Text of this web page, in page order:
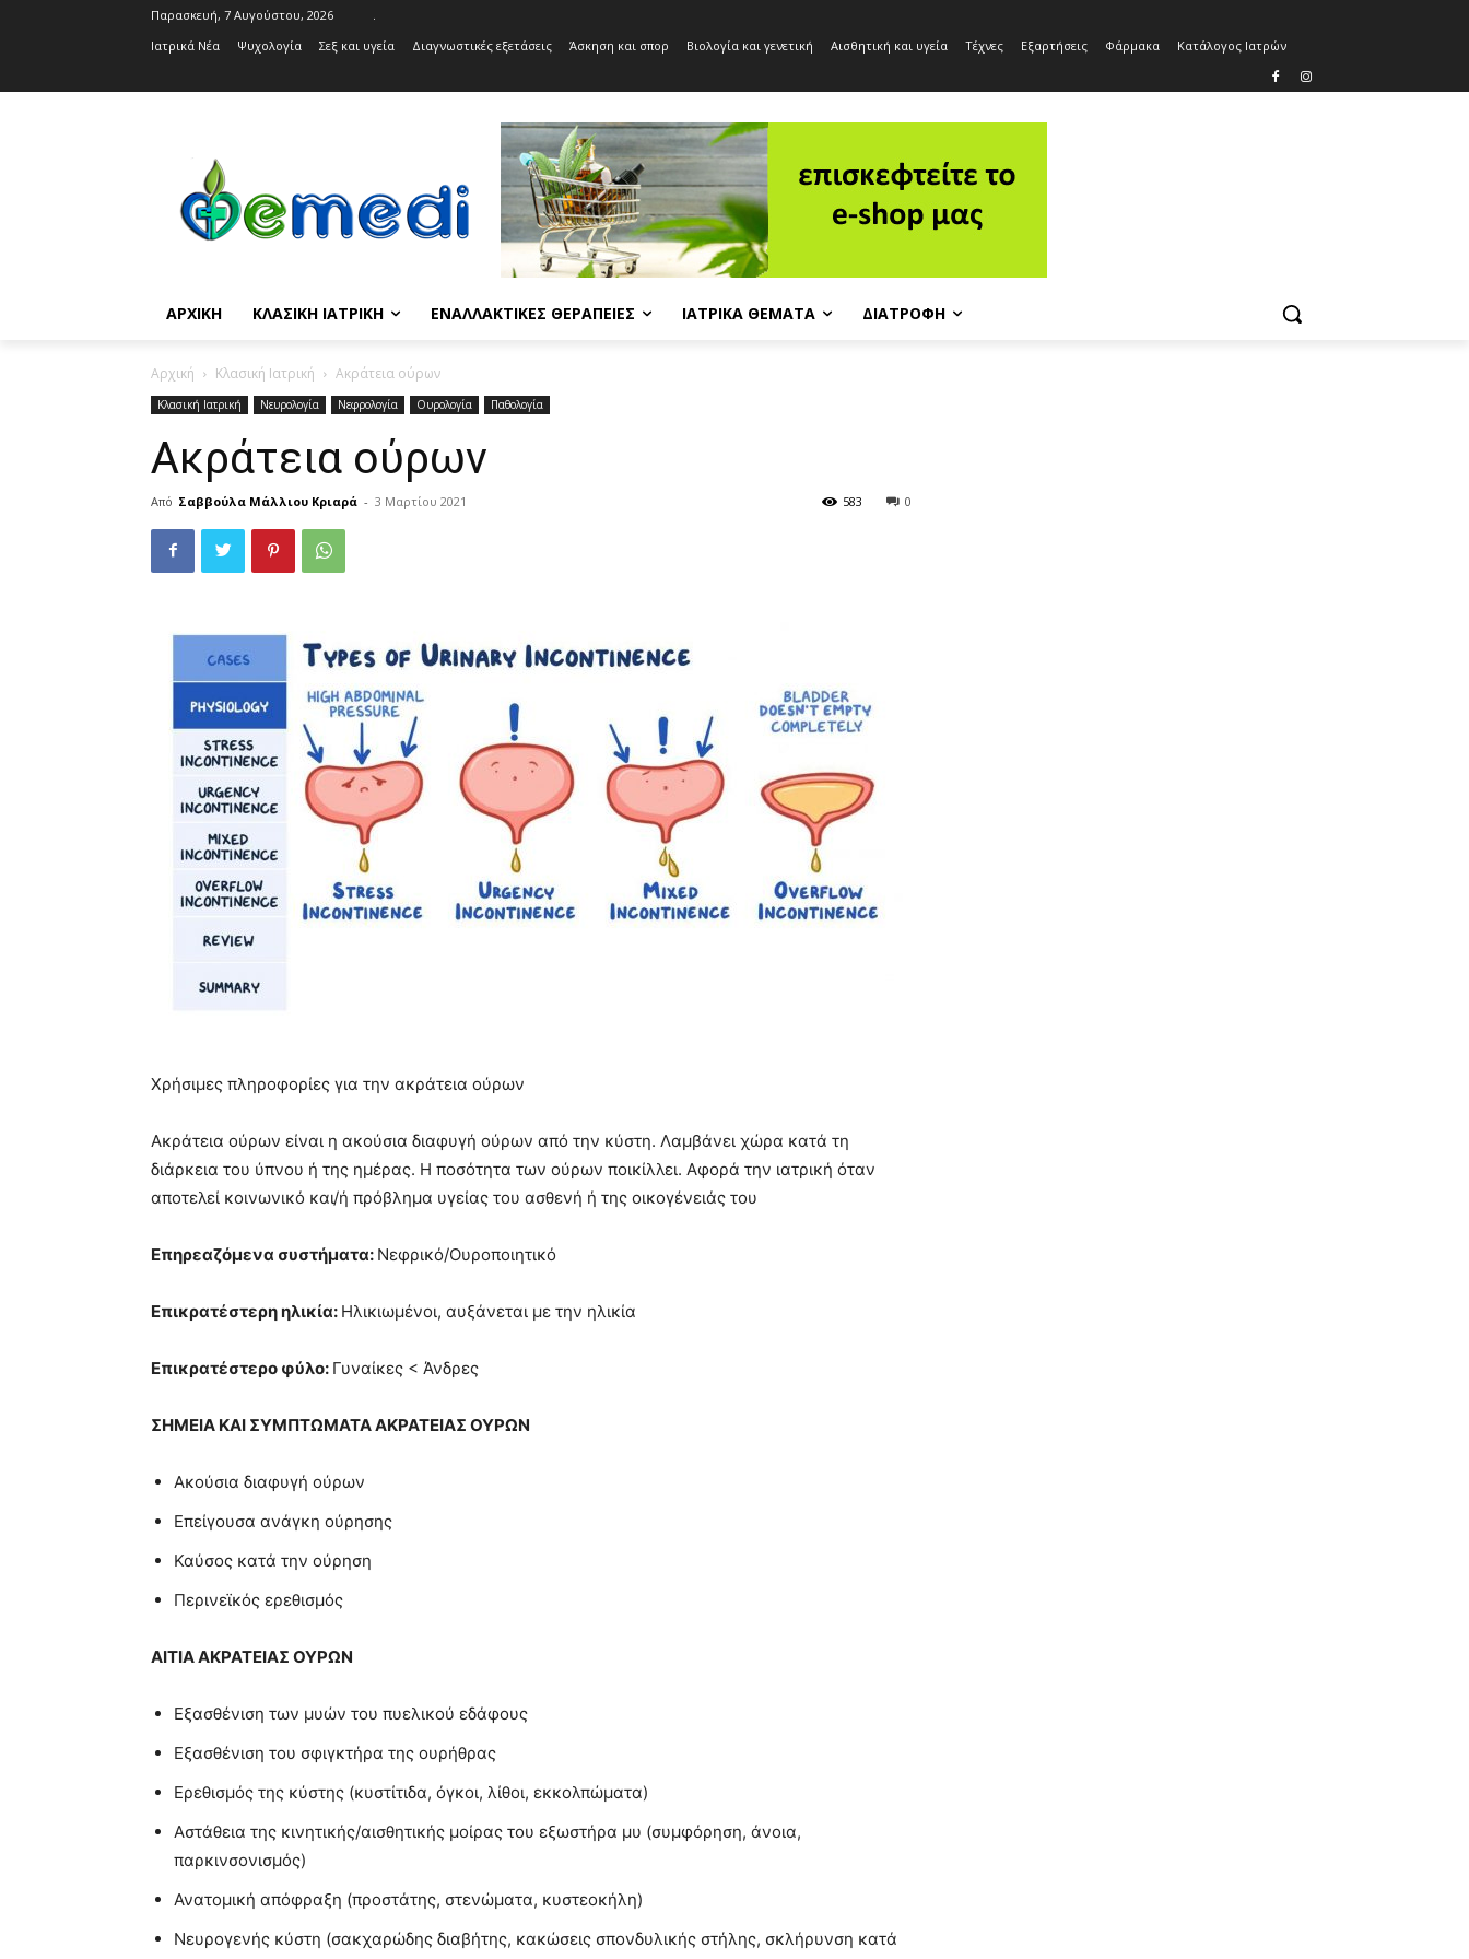
Παρασκευή, 7 Αυγούστου, 2026
.
Ιατρικά Νέα
Ψυχολογία Σεξ και υγεία Διαγνωστικές εξετάσεις Άσκηση και σπορ Βιολογία και γενετική Αισθητική και υγεία Τέχνες Εξαρτήσεις Φάρμακα Κατάλογος Ιατρών
ΑΡΧΙΚΉ ΚΛΑΣΙΚΉ ΙΑΤΡΙΚΉ ΕΝΑΛΛΑΚΤΙΚΈΣ ΘΕΡΑΠΕΊΕΣ ΙΑΤΡΙΚΆ ΘΈΜΑΤΑ ΔΙΑΤΡΟΦΉ
Αρχική Κλασική Ιατρική Ακράτεια ούρων
Κλασική Ιατρική Νευρολογία Νεφρολογία Ουρολογία Παθολογία
Ακράτεια ούρων
Από Σαββούλα Μάλλιου Κριαρά - 3 Μαρτίου 2021 0
583
Χρήσιμες πληροφορίες για την ακράτεια ούρων
Ακράτεια ούρων είναι η ακούσια διαφυγή ούρων από την κύστη. Λαμβάνει χώρα κατά τη
διάρκεια του ύπνου ή της ημέρας. Η ποσότητα των ούρων ποικίλλει. Αφορά την ιατρική όταν
αποτελεί κοινωνικό και/ή πρόβλημα υγείας του ασθενή ή της οικογένειάς του
Επηρεαζόμενα συστήματα: Νεφρικό/Ουροποιητικό
Επικρατέστερη ηλικία: Ηλικιωμένοι, αυξάνεται με την ηλικία
Επικρατέστερο φύλο: Γυναίκες < Άνδρες
ΣΗΜΕΙΑ ΚΑΙ ΣΥΜΠΤΩΜΑΤΑ ΑΚΡΑΤΕΙΑΣ ΟΥΡΩΝ
Ακούσια διαφυγή ούρων
Επείγουσα ανάγκη ούρησης
Καύσος κατά την ούρηση
Περινεϊκός ερεθισμός
ΑΙΤΙΑΑΚΡΑΤΕΙΑΣ ΟΥΡΩΝ
Εξασθένιση των μυών του πυελικού εδάφους
Εξασθένιση του σφιγκτήρα της ουρήθρας
Ερεθισμός της κύστης (κυστίτιδα, όγκοι, λίθοι, εκκολπώματα)
Αστάθεια της κινητικής/αισθητικής μοίρας του εξωστήρα μυ (συμφόρηση, άνοια,
παρκινσονισμός)
Ανατομική απόφραξη (προστάτης, στενώματα, κυστεοκήλη)
Νευρογενής κύστη (σακχαρώδης διαβήτης, κακώσεις σπονδυλικής στήλης, σκλήρυνση κατά